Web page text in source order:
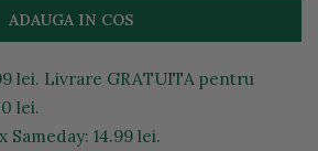
ADAUGA IN COS
lei. Livrare GRATUITA pentru
lei.
14.99 lei.